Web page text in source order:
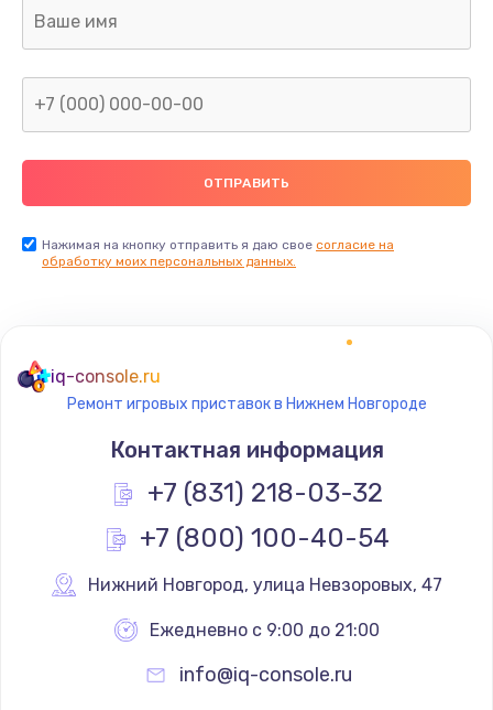
Нажимая на кнопку отправить я даю свое согласие на
обработку моих персональных данных.
iq-console.ru
Ремонт игровых приставок в Нижнем Новгороде
Контактная информация
+7 (831) 218-03-32
+7 (800) 100-40-54
Нижний Новгород, улица Невзоровых, 47
Ежедневно с 9:00 до 21:00
info@iq-console.ru